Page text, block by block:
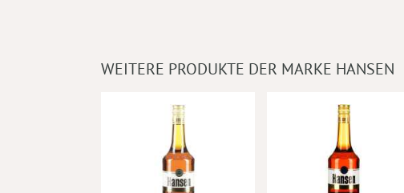
WEITERE PRODUKTE DER MARKE HANSEN